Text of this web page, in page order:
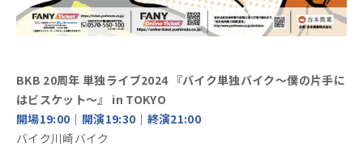
BKB 20周年 単独ライブ2024 『バイク単独バイク～僕の片手に
はビスケット～』 in TOKYO
開場19:00｜開演19:30｜終演21:00
バイク川崎バイク